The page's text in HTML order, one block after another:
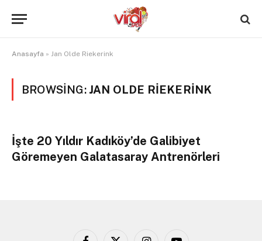
Anasayfa » Jan Olde Riekerink
BROWSING: JAN OLDE RIEKERINK
İşte 20 Yıldır Kadıköy’de Galibiyet
Göremeyen Galatasaray Antrenörleri